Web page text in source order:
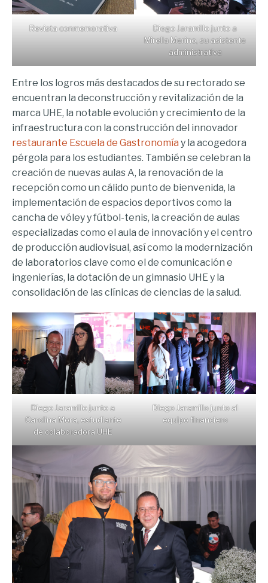
Revista conmemorativa
Diego Jaramillo junto a
Mirella Merino, su asistente
administrativa
Entre los logros más destacados de su rectorado se
encuentran la deconstrucción y revitalización de la
marca UHE, la notable evolución y crecimiento de la
infraestructura con la construcción del innovador
restaurante Escuela de Gastronomía y la acogedora
pérgola para los estudiantes. También se celebran la
creación de nuevas aulas A, la renovación de la
recepción como un cálido punto de bienvenida, la
implementación de espacios deportivos como la
cancha de vóley y fútbol-tenis, la creación de aulas
especializadas como el aula de innovación y el centro
de producción audiovisual, así como la modernización
de laboratorios clave como el de comunicación e
ingenierías, la dotación de un gimnasio UHE y la
consolidación de las clínicas de ciencias de la salud.
Diego Jaramillo junto a
Carolina Mora, estudiante
de colaboradora UHE
Diego Jaramillo junto al
equipo financiero